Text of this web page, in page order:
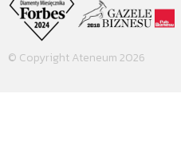
© Copyright Ateneum 2026